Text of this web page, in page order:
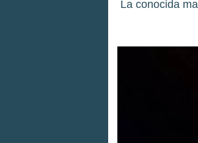
La conocida